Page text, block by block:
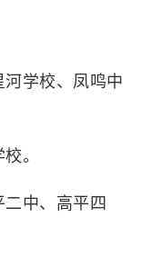
学校、凤鸣中
。
中、高平四